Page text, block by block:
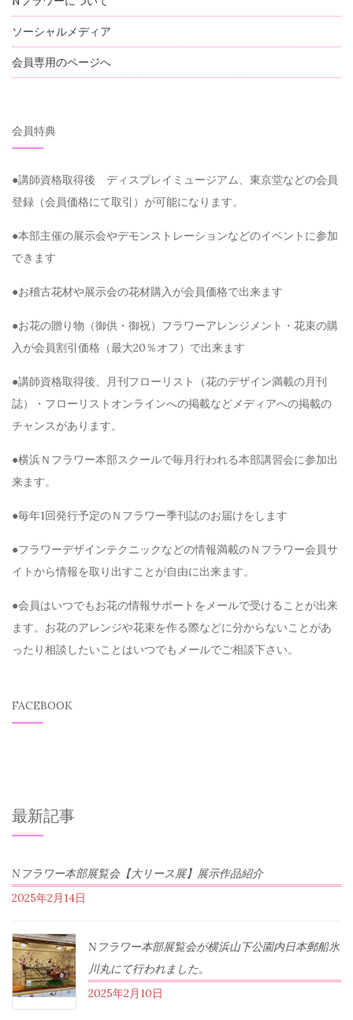
ソーシャルメディア
会員専用のページへ
会員特典
●講師資格取得後 ディスプレイミュージアム、東京堂などの会員
登録（会員価格にて取引）が可能になります。
●本部主催の展示会やデモンストレーションなどのイベントに参加
できます
●お稽古花材や展示会の花材購入が会員価格で出来ます
●お花の贈り物（御供・御祝）フラワーアレンジメント・花束の購
入が会員割引価格（最大20％オフ）で出来ます
●講師資格取得後、月刊フローリスト（花のデザイン満載の月刊
誌）・フローリストオンラインへの掲載などメディアへの掲載の
チャンスがあります。
●横浜Ｎフラワー本部スクールで毎月行われる本部講習会に参加出
来ます。
●毎年1回発行予定のＮフラワー季刊誌のお届けをします
●フラワーデザインテクニックなどの情報満載のＮフラワー会員サ
イトから情報を取り出すことが自由に出来ます。
●会員はいつでもお花の情報サポートをメールで受けることが出来
ます。お花のアレンジや花束を作る際などに分からないことがあ
ったり相談したいことはいつでもメールでご相談下さい。
FACEBOOK
最新記事
Nフラワー本部展覧会【大リース展】展示作品紹介
2025年2月14日
Nフラワー本部展覧会が横浜山下公園内日本郵船氷
川丸にて行われました。
2025年2月10日